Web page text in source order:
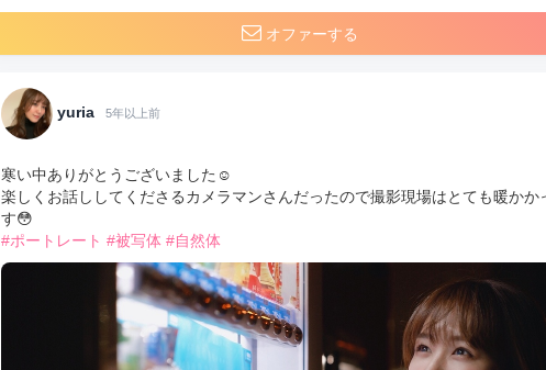
オファーする
yuria 5年以上前
寒い中ありがとうございました☺️
楽しくお話ししてくださるカメラマンさんだったので撮影現場はとても暖かか
す😳
#ポートレート #被写体 #自然体